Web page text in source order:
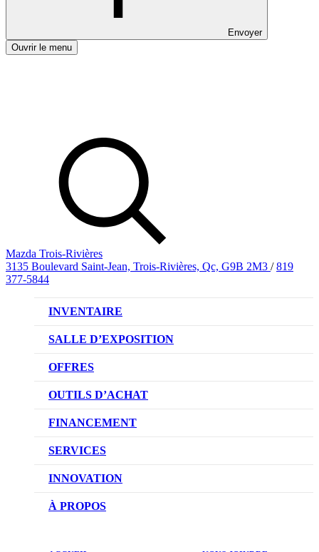
Envoyer
Ouvrir le menu
Mazda Trois-Rivières
3135 Boulevard Saint-Jean, Trois-Rivières, Qc, G9B 2M3 / 819
377-5844
INVENTAIRE
VÉHICULES NEUFS
VÉHICULES D’OCCASION
SALLE D’EXPOSITION
OFFRES
OFFRES DU CONCESSIONNAIRE
OUTILS D’ACHAT
CONFIGUREZ VOTRE VÉHICULE
RÉSERVEZ UN ESSAI ROUTIER
DEMANDEZ UN PRIX
FINANCEMENT
NOTRE DIFFÉRENCE
DEMANDE DE CRÉDIT AUTO
SERVICES
NOTRE PROMESSE
PRENDRE UN RENDEZ-VOUS
INNOVATION
TECHNOLOGIE SKYACTIV
À PROPOS